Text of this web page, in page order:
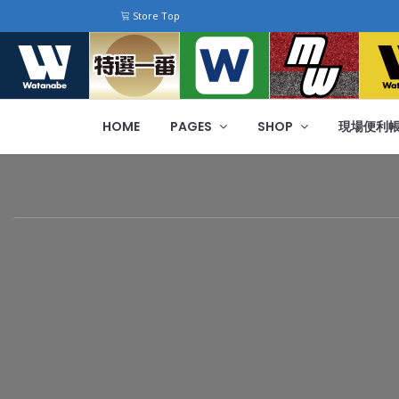
Store Top
HOME PAGES SHOP 現場便利